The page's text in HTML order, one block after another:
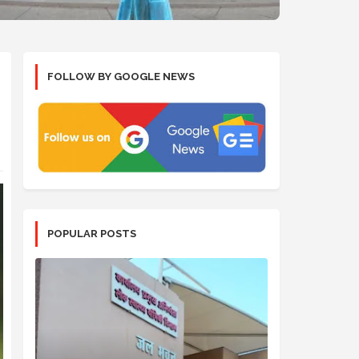
FOLLOW BY GOOGLE NEWS
POPULAR POSTS